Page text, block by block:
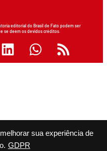
sua experiência de
GDPR
editorial do Brasil de Fato podem ser
se deem os devidos créditos.